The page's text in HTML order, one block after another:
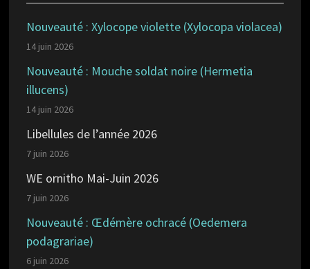
Nouveauté : Xylocope violette (Xylocopa violacea)
14 juin 2026
Nouveauté : Mouche soldat noire (Hermetia
illucens)
14 juin 2026
Libellules de l’année 2026
7 juin 2026
WE ornitho Mai-Juin 2026
7 juin 2026
Nouveauté : Œdémère ochracé (Oedemera
podagrariae)
6 juin 2026